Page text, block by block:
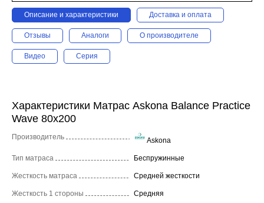
Описание и характеристики Доставка и оплата
Отзывы Аналоги О производителе
Видео Серия
Характеристики Матрас Askona Balance Practice
Wave 80x200
Производитель Askona
Тип матраса Беспружинные
Жесткость матраса Средней жесткости
Жесткость 1 стороны Средняя